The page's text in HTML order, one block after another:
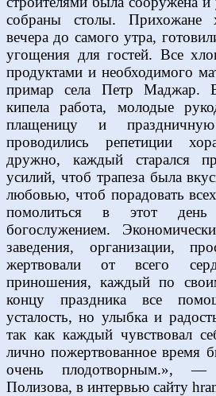
собраны столы. Прихожане
вечера до самого утра,
угощения для гостей. Все
продуктами и необходимого
примар села Петр Маджар.
кипела работа, молодые
плащеницу и
проводились репетиции
дружно, каждый старался
усилий, чтоб трапеза была
любовью, чтоб порадовать
помолиться в этот
богослужением.
заведения, организации,
жертвовали от всего
приношения, каждый по
концу праздника все
усталость, но улыбка и
так как каждый чувствовал
лично пожертвованное время
очень плодотворным.»,
Полизова, в интервью сайту